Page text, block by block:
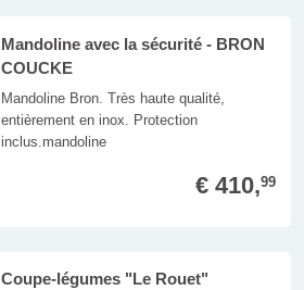
Mandoline avec la sécurité - BRON
COUCKE
Mandoline Bron. Très haute qualité,
entièrement en inox. Protection
inclus.mandoline
€ 410,99
Coupe-légumes "Le Rouet"